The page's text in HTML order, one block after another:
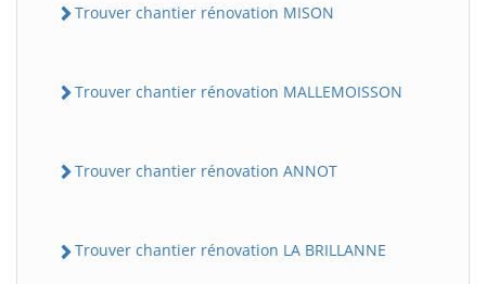
Trouver chantier rénovation MISON
Trouver chantier rénovation MALLEMOISSON
Trouver chantier rénovation ANNOT
Trouver chantier rénovation LA BRILLANNE